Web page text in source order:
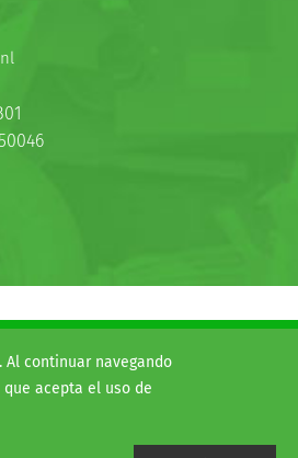
© 2026
exporttractors
y condiciones
continuar navegando
acepta el uso de